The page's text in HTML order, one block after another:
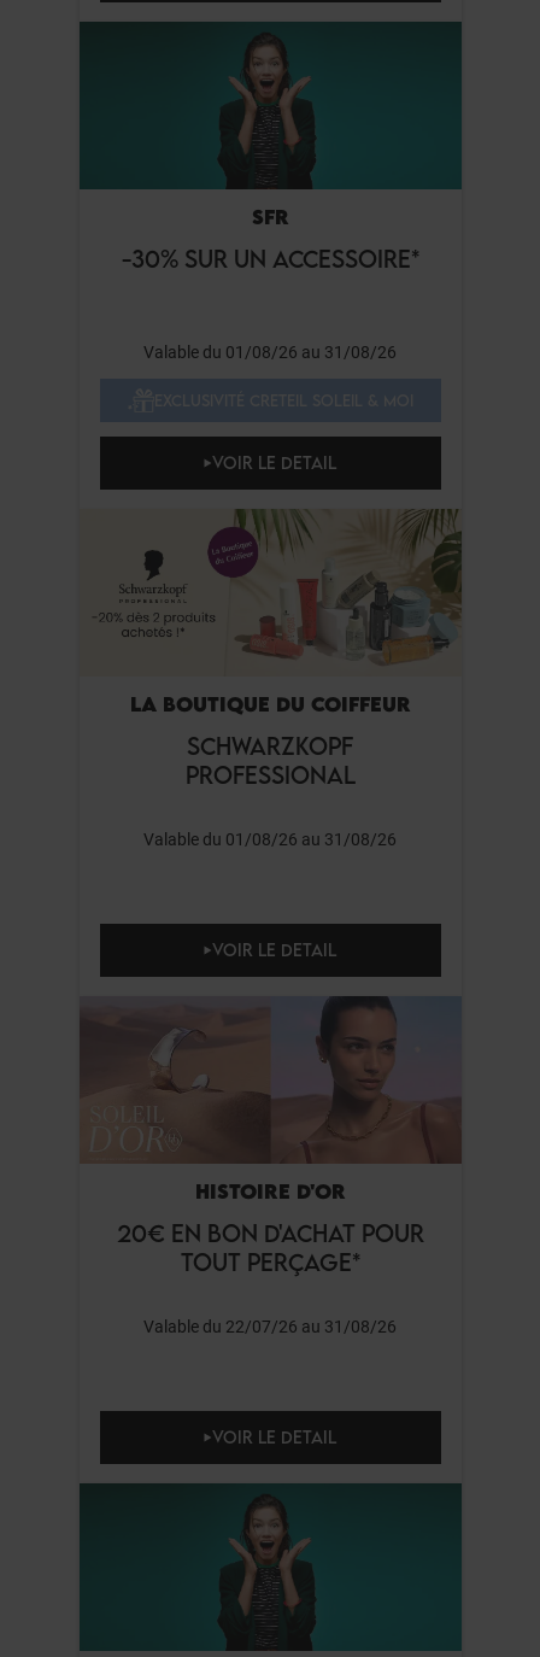
SFR
-30% SUR UN ACCESSOIRE*
Valable du 01/08/26 au 31/08/26
VOIR LE DETAIL
LA BOUTIQUE DU COIFFEUR
SCHWARZKOPF
PROFESSIONAL
Valable du 01/08/26 au 31/08/26
VOIR LE DETAIL
HISTOIRE D'OR
20€ EN BON D'ACHAT POUR
TOUT PERÇAGE*
Valable du 22/07/26 au 31/08/26
VOIR LE DETAIL